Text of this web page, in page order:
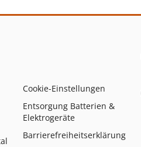
Cookie-Einstellungen
Entsorgung Batterien &
Elektrogeräte
Barrierefreiheitserklärung